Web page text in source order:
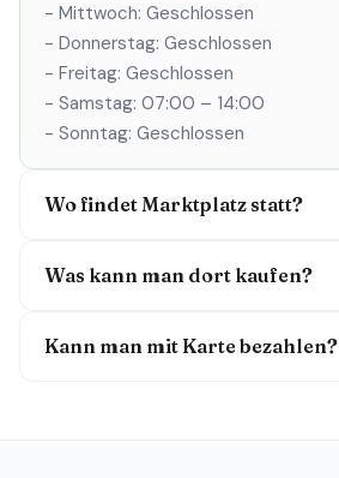
- Mittwoch: Geschlossen
- Donnerstag: Geschlossen
- Freitag: Geschlossen
- Samstag: 07:00 – 14:00
- Sonntag: Geschlossen
Wo findet Marktplatz statt?
Was kann man dort kaufen?
Kann man mit Karte bezahlen?